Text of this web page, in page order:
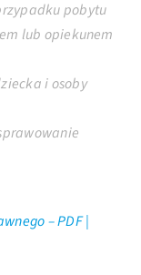
pobytu
lub opiekunem
i osoby
– PDF |